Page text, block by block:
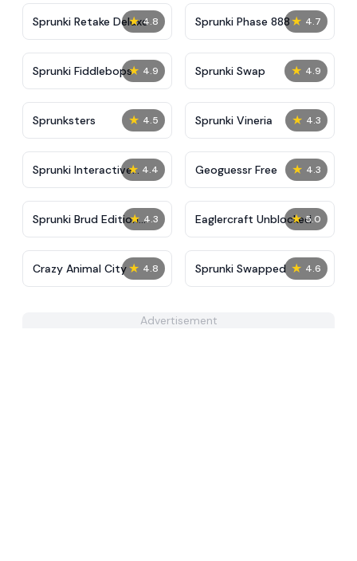
★ 4.8
Sprunki Retake Deluxe ★ 4.7
Sprunki Phase 888
★ 4.9
Sprunki Fiddlebops ★ 4.9
Sprunki Swap
★ 4.5
Sprunksters ★ 4.3
Sprunki Vineria
★ 4.4
Sprunki Interactive
Tunner
★ 4.3
Geoguessr Free
★ 4.3
Sprunki Brud Edition
Final
★ 5.0
Eaglercraft Unblocked
★ 4.8
Crazy Animal City ★ 4.6
Sprunki Swapped
Advertisement